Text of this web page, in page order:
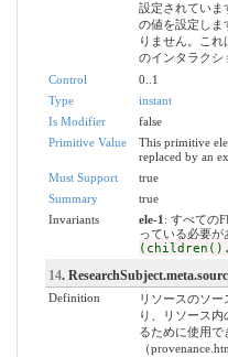
設定されていま
の値を設定しま
りません。これ
のインタラクシ
Control
0..1
Type
instant
Is Modifier
false
Primitive Value
This primitive
replaced by an
Must Support
true
Summary
true
Invariants
ele-1 : すべての
っている必要が
14.
Definition
リソースのソ
り、リソース
るために使用
（